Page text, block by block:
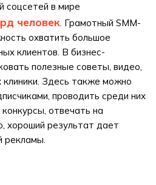
соцсетей в мире
человек. Грамотный SMM-
охватить большое
клиентов. В бизнес-
полезные советы, видео,
Здесь также можно
проводить среди них
отвечать на
хороший результат дает
рекламы.